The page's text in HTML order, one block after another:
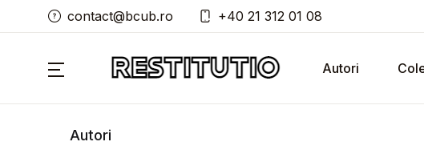
contact@bcub.ro +40 21 312 01 08
Autori
Autori